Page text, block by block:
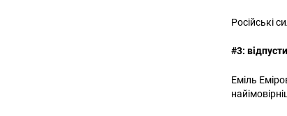
Російські
#3:
Еміль